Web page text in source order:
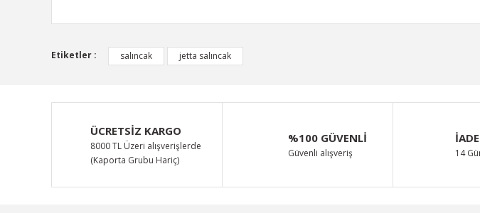
Bu ürünün fiyat bilgisi, resim, ürün açıklamalarında ve diğer konularda yetersiz gördüğünüz
Görüş ve önerileriniz için teşekkür ederiz.
Ürün resmi kalitesiz, bozuk veya görüntülenemiyor.
Ürün açıklamasında eksik bilgiler bulunuyor.
Ürün bilgilerinde hatalar bulunuyor.
Ürün fiyatı diğer sitelerden daha pahalı.
Etiketler : salıncak jetta salıncak
ÜCRETSİZ KARGO
8000 TL Üzeri alışverişlerde
(Kaporta Grubu Hariç)
%100 GÜVENLİ
Güvenli alışveriş 14